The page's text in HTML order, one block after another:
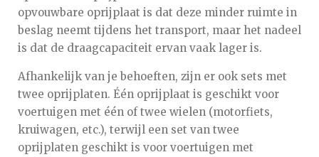
opvouwbare oprijplaat is dat deze minder ruimte in
beslag neemt tijdens het transport, maar het nadeel
is dat de draagcapaciteit ervan vaak lager is.
Afhankelijk van je behoeften, zijn er ook sets met
twee oprijplaten. Één oprijplaat is geschikt voor
voertuigen met één of twee wielen (motorfiets,
kruiwagen, etc.), terwijl een set van twee
oprijplaten geschikt is voor voertuigen met